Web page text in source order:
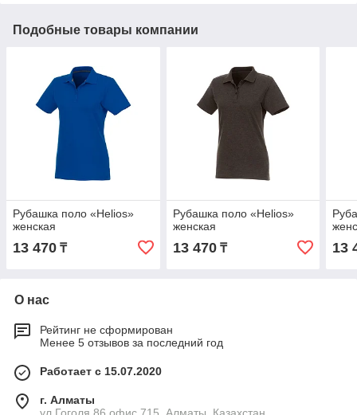
Подобные товары компании
Рубашка поло «Helios»
женская
13 470 ₸
Рубашка поло «Helios»
женская
13 470₸ 13
О нас
Рейтинг не сформирован
Менее 5 отзывов за последний год
Работает с 15.07.2020
г. Алматы